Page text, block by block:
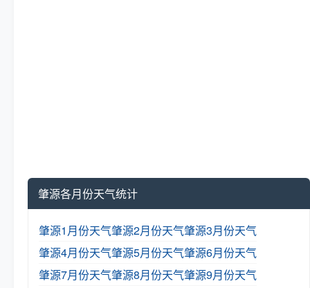
肇源各月份天气统计
肇源1月份天气肇源2月份天气肇源3月份天气
肇源4月份天气肇源5月份天气肇源6月份天气
肇源7月份天气肇源8月份天气肇源9月份天气